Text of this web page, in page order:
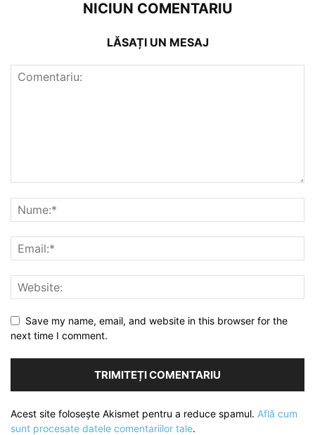
NICIUN COMENTARIU
LĂSAȚI UN MESAJ
Save my name, email, and website in this browser for the
next time I comment.
Acest site folosește Akismet pentru a reduce spamul. Află cum
sunt procesate datele comentariilor tale.